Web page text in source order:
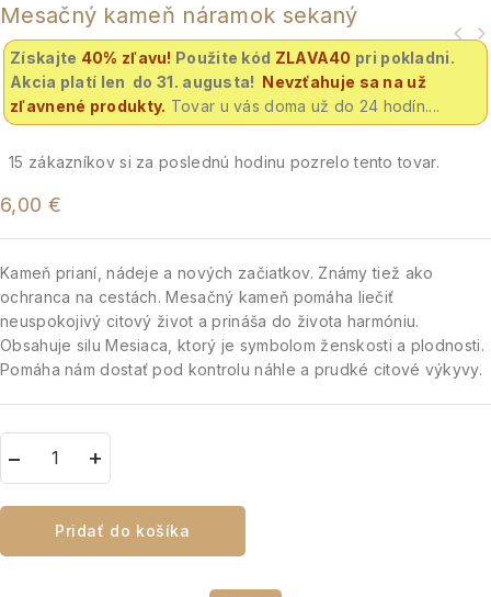
Mesačný kameň náramok sekaný
Získajte 40% zľavu! Použite kód ZLAVA40 pri pokladni.
Akcia platí len do 31. augusta! Nevzťahuje sa na už
zľavnené produkty. Tovar u vás doma už do 24 hodín....
15 zákazníkov si za poslednú hodinu pozrelo tento tovar.
6,00 €
Kameň prianí, nádeje a nových začiatkov. Známy tiež ako
ochranca na cestách. Mesačný kameň pomáha liečiť
neuspokojivý citový život a prináša do života harmóniu.
Obsahuje silu Mesiaca, ktorý je symbolom ženskosti a plodnosti.
Pomáha nám dostať pod kontrolu náhle a prudké citové výkyvy.
Pridať do košíka